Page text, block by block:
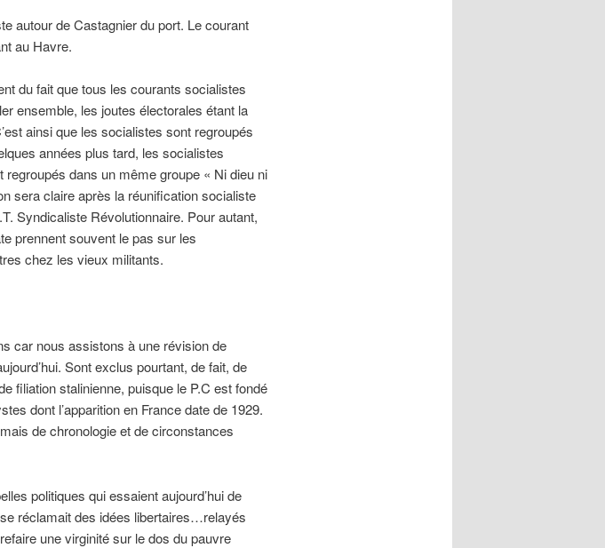
autour de Castagnier du port. Le courant
au Havre.
du fait que tous les courants socialistes
ensemble, les joutes électorales étant la
ainsi que les socialistes sont regroupés
années plus tard, les socialistes
dans un même groupe « Ni dieu ni
sera claire après la réunification socialiste
Syndicaliste Révolutionnaire. Pour autant,
prennent souvent le pas sur les
chez les vieux militants.
car nous assistons à une révision de
Sont exclus pourtant, de fait, de
filiation stalinienne, puisque le P.C est fondé
dont l’apparition en France date de 1929.
de chronologie et de circonstances
politiques qui essaient aujourd’hui de
réclamait des idées libertaires…relayés
une virginité sur le dos du pauvre